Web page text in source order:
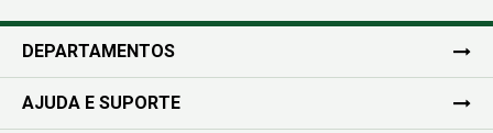
DEPARTAMENTOS
AJUDA E SUPORTE